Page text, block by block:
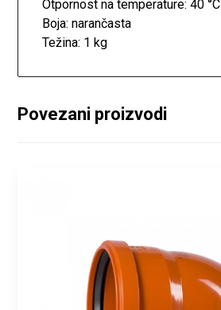
Otpornost na temperature: 40 °C
Boja: narančasta
Težina: 1 kg
Povezani proizvodi